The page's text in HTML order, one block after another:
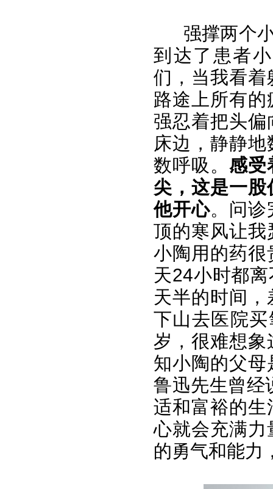
强撑两个
到达了患者
们，当我看
路途上所有
强忍着把头
床边，静静
数呼吸。感受
尖，这是一
他开心。问
顶的寒风让
小陶用的药
天24小时都
天半的时间
下山去医院
岁，很难想
知小陶的父
鲁迅先生曾经
适和富裕的
心就会充满
的勇气和能力